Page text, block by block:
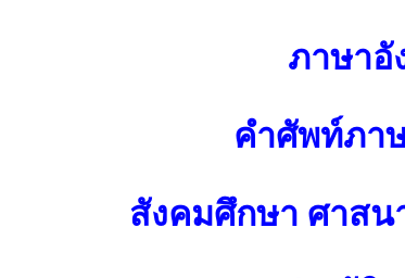
ภาษาอั
คำศัพท์ภา
สังคมศึกษา ศาส